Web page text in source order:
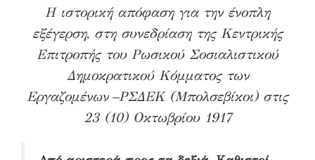
Η ιστορική απόφαση για την ένοπλη
εξέγερση, στη συνεδρίαση της Κεντρικής
Επιτροπής του Ρωσικού Σοσιαλιστικού
Δημοκρατικού Κόμματος των
Εργαζομένων –ΡΣΔΕΚ (Μπολσεβίκοι) στις
23 (10) Οκτωβρίου 1917